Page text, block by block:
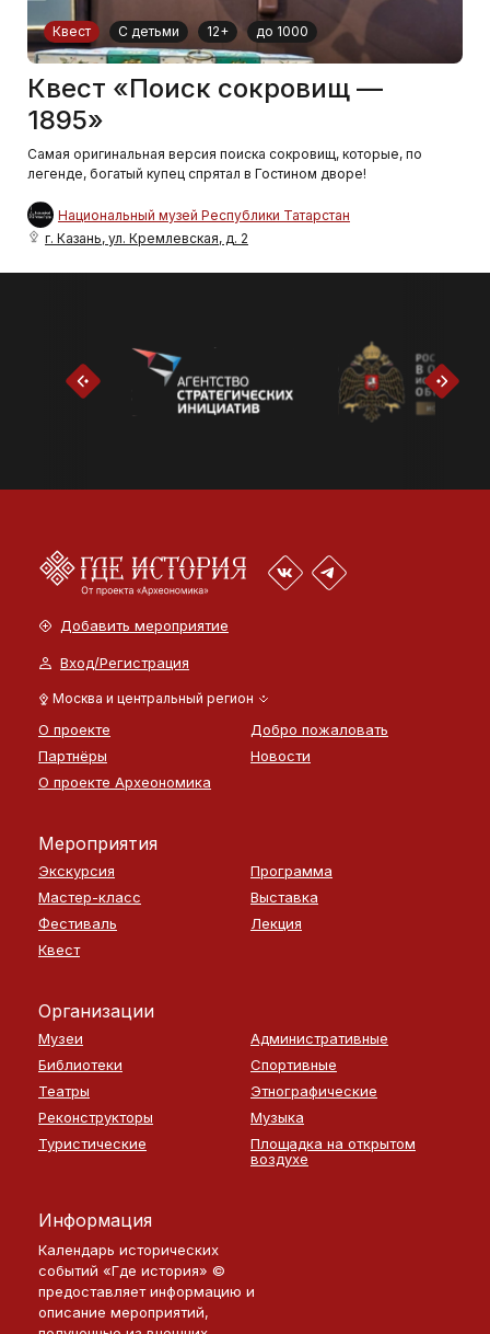
Квест С детьми 12+ до 1000
Квест «Поиск сокровищ —
1895»
Самая оригинальная версия поиска сокровищ, которые, по
легенде, богатый купец спрятал в Гостином дворе!
Национальный музей Республики Татарстан
г. Казань, ул. Кремлевская, д. 2
Добавить мероприятие
Вход/Регистрация
Москва и центральный регион
О проекте
Добро пожаловать
Партнёры
Новости
О проекте Археономика
Мероприятия
Экскурсия
Программа
Мастер-класс
Выставка
Фестиваль
Лекция
Квест
Организации
Музеи
Административные
Библиотеки
Спортивные
Театры
Этнографические
Реконструкторы
Музыка
Туристические
Площадка на открытом
воздухе
Информация
Календарь исторических
событий «Где история» ©
предоставляет информацию и
описание мероприятий,